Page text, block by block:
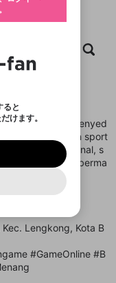
プレイリスト
yang menyed
slot, kasino, dan sport
layanan profesional, s
pengalaman berma
Lengkong, Kota B
#GameOnline #B
ますか？
OK
ました
送ることがで
セージを書い
す。
トル横のメ
択
、そのプレイ
ません。
せん
ます
後の内容を
認しました。
録
ポリシー・外部
ン
ポリシー・外部
トを作成する
ると
けます。
信してくださ
ルアドレ
用URLを
向上を目的
、生年月の
）が受信拒否設
。
切れたた
0
違反しているか
。
い方
サービスで、
に関してのお
。Discordの仕
供が終了する可能
項
に参加する